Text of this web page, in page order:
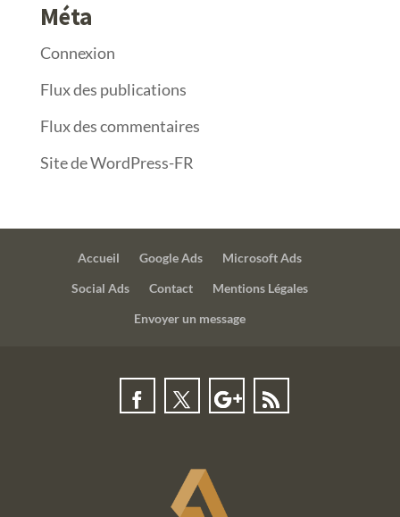
Méta
Connexion
Flux des publications
Flux des commentaires
Site de WordPress-FR
Accueil Google Ads
Microsoft Ads
Social Ads
Contact
Mentions Légales
Envoyer un message